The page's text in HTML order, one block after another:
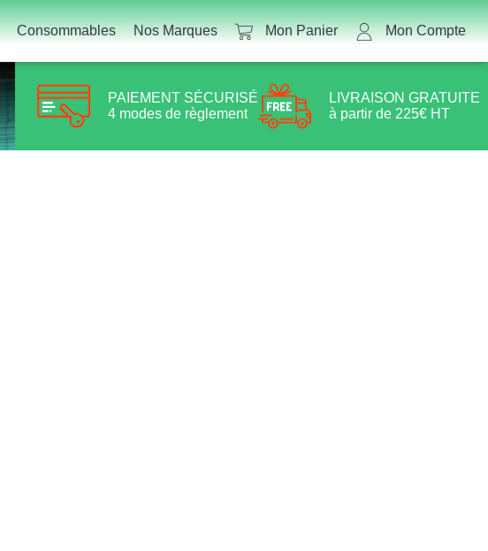
PAIEMENT SÉCURISÉ
4 modes de règlement
LIVRAISON GRATUITE
à partir de 225€ HT
Consommables Nos Marques Mon Panier Mon Compte